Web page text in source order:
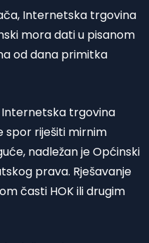
Internetska trgovina
mora dati u pisanom
od dana primitka
Internetska trgovina
spor riješiti mirnim
nadležan je Općinski
prava. Rješavanje
časti HOK ili drugim